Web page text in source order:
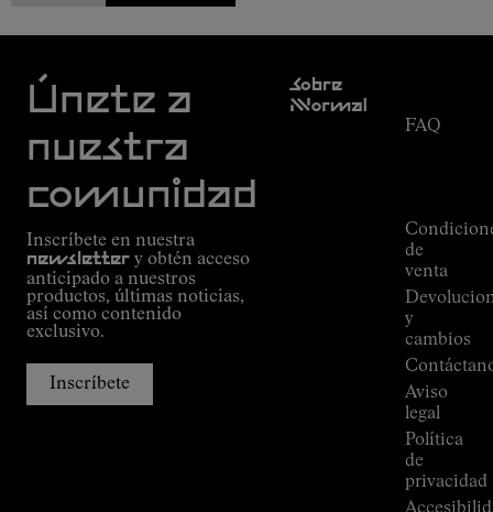
Únete a
nuestra
comunidad
Inscríbete en nuestra
newsletter y obtén acceso
anticipado a nuestros
productos, últimas noticias,
así como contenido
exclusivo.
Inscríbete
Sobre
Nnormal
FAQ
de
venta
y
cambios
Aviso
legal
Política
de
privacidad